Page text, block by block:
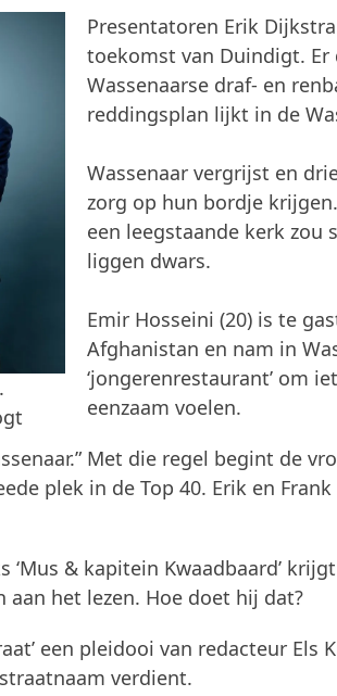
Presentatoren Erik
toekomst van Duindigt.
Wassenaarse draf- en
reddingsplan lijkt in de
Wassenaar vergrijst en
zorg op hun bordje
een leegstaande kerk zou
liggen dwars.
Emir Hosseini (20) is te
Afghanistan en nam in
‘jongerenrestaurant’ om
eenzaam voelen.
Met die regel begint de
plek in de Top 40. Erik en
‘Mus & kapitein Kwaadbaard’
aan het lezen. Hoe doet hij dat?
een pleidooi van redacteur Els
verdient.